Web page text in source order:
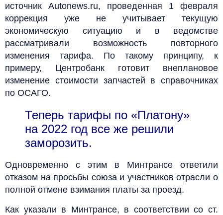
источник Autonews.ru, проведенная 1 февраля
коррекция уже не учитывает текущую
экономическую ситуацию и в ведомстве
рассматривали возможность повторного
изменения тарифа. По такому принципу, к
примеру, Центробанк готовит внеплановое
изменение стоимости запчастей в справочниках
по ОСАГО.
Теперь тарифы по «Платону»
на 2022 год все же решили
заморозить.
Одновременно с этим в Минтрансе ответили
отказом на просьбы союза и участников отрасли о
полной отмене взимания платы за проезд.
Как указали в Минтрансе, в соответствии со ст.